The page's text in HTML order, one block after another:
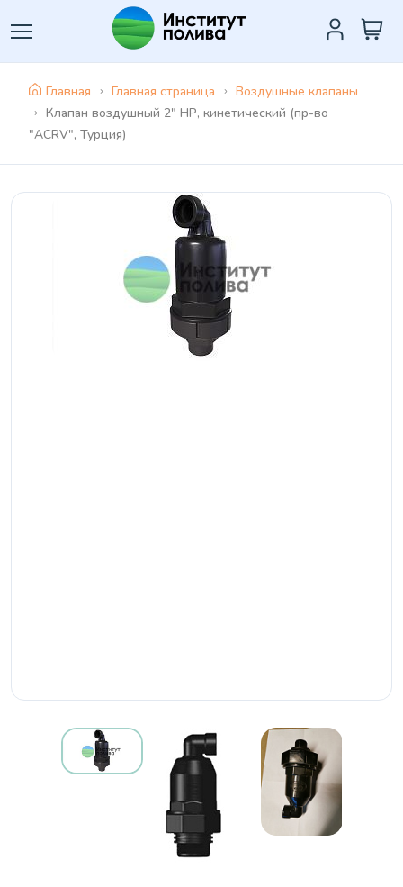
Главная Главная страница
Воздушные клапаны
Клапан воздушный 2" НР, кинетический (пр-во
"ACRV", Турция)